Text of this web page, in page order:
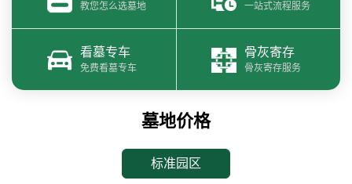
教您怎么选墓地 一站式流程服务
看墓专车
免费看墓专车
骨灰寄存
骨灰寄存服务
墓地价格
标准园区